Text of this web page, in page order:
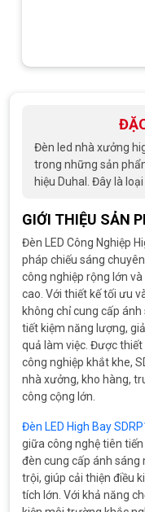
Đèn led nhà xưởng
trong những sản
hiệu Duhal. Đây là
GIỚI THIỆU SẢN
Đèn LED Công Nghiệp
pháp chiếu sáng
công nghiệp rộng lớn
cao. Với thiết kế tối ưu
không chỉ cung cấp
tiết kiệm năng lượng,
quả làm việc. Được
công nghiệp khắt khe,
nhà xưởng, kho hàng,
công cộng lớn.
Đèn LED High Bay
giữa công nghệ tiên
đèn cung cấp ánh
trội, giúp cải thiện điều
tích lớn. Với khả năng